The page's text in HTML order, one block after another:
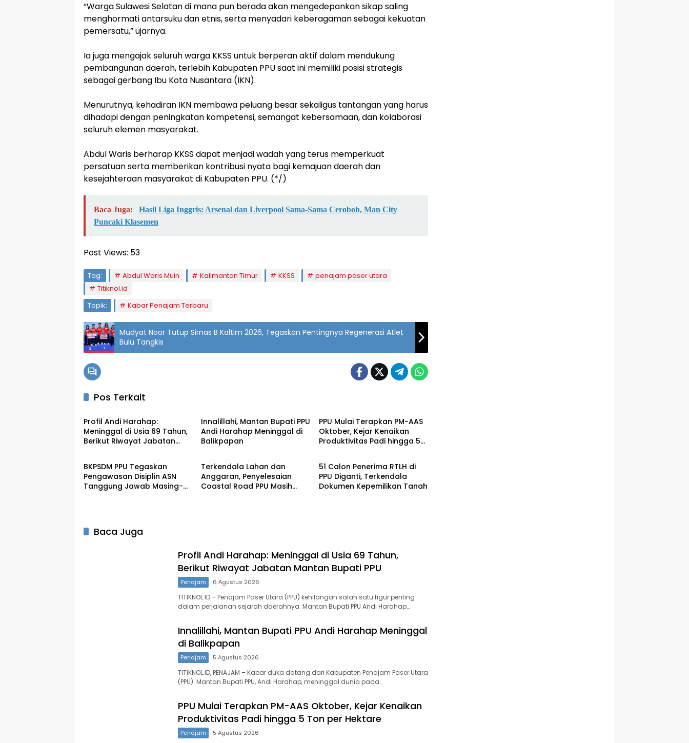
‎“Warga Sulawesi Selatan di mana pun berada akan mengedepankan sikap saling
menghormati antarsuku dan etnis, serta menyadari keberagaman sebagai kekuatan
pemersatu,” ujarnya.
‎Ia juga mengajak seluruh warga KKSS untuk berperan aktif dalam mendukung
pembangunan daerah, terlebih Kabupaten PPU saat ini memiliki posisi strategis
sebagai gerbang Ibu Kota Nusantara (IKN).
‎Menurutnya, kehadiran IKN membawa peluang besar sekaligus tantangan yang harus
dihadapi dengan peningkatan kompetensi, semangat kebersamaan, dan kolaborasi
seluruh elemen masyarakat.
‎Abdul Waris berharap KKSS dapat menjadi wadah yang terus memperkuat
persatuan serta memberikan kontribusi nyata bagi kemajuan daerah dan
kesejahteraan masyarakat di Kabupaten PPU. (*/)
Baca Juga:
Hasil Liga Inggris: Arsenal dan Liverpool Sama-Sama Ceroboh, Man City
Puncaki Klasemen
Post Views: 53
Tag: Abdul Waris Muin Kalimantan Timur KKSS
penajam paser utara
Titiknol.id
Topik:
Kabar Penajam Terbaru
Mudyat Noor Tutup Sirnas B Kaltim 2026, Tegaskan Pentingnya Regenerasi Atlet
Bulu Tangkis‎
Pos Terkait
Penajam
Profil Andi Harahap:
Meninggal di Usia 69 Tahun,
Berikut Riwayat Jabatan
Innalillahi, Mantan Bupati PPU
Andi Harahap Meninggal di
Balikpapan
PPU Mulai Terapkan PM-AAS
Oktober, Kejar Kenaikan
Produktivitas Padi hingga 5
Penajam
BKPSDM PPU Tegaskan
Pengawasan Disiplin ASN
Tanggung Jawab Masing-
Penajam
Terkendala Lahan dan
Anggaran, Penyelesaian
Coastal Road PPU Masih
Penajam
51 Calon Penerima RTLH di
PPU Diganti, Terkendala
Dokumen Kepemilikan Tanah
Baca Juga
Profil Andi Harahap: Meninggal di Usia 69 Tahun,
Berikut Riwayat Jabatan Mantan Bupati PPU
Penajam 6 Agustus 2026
TITIKNOL.ID – Penajam Paser Utara (PPU) kehilangan salah satu figur penting
dalam perjalanan sejarah daerahnya. Mantan Bupati PPU Andi Harahap…
Innalillahi, Mantan Bupati PPU Andi Harahap Meninggal
di Balikpapan
Penajam 5 Agustus 2026
TITIKNOL.ID, PENAJAM – Kabar duka datang dari Kabupaten Penajam Paser Utara
(PPU). Mantan Bupati PPU, Andi Harahap, meninggal dunia pada…
PPU Mulai Terapkan PM-AAS Oktober, Kejar Kenaikan
Produktivitas Padi hingga 5 Ton per Hektare
Penajam 5 Agustus 2026